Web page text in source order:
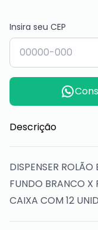
Insira seu CEP
Descrição
DISPENSER ROLÃO
FUNDO BRANCO X
CAIXA COM 12